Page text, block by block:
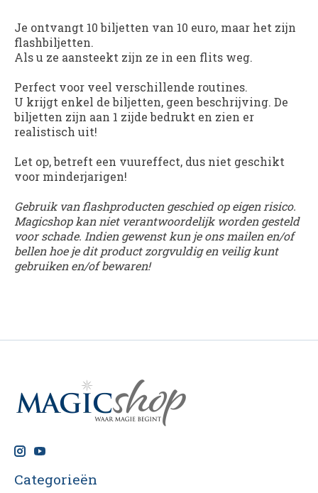
Je ontvangt 10 biljetten van 10 euro, maar het zijn
flashbiljetten.
Als u ze aansteekt zijn ze in een flits weg.
Perfect voor veel verschillende routines.
U krijgt enkel de biljetten, geen beschrijving. De
biljetten zijn aan 1 zijde bedrukt en zien er
realistisch uit!
Let op, betreft een vuureffect, dus niet geschikt
voor minderjarigen!
Gebruik van flashproducten geschied op eigen risico.
Magicshop kan niet verantwoordelijk worden gesteld
voor schade. Indien gewenst kun je ons mailen en/of
bellen hoe je dit product zorgvuldig en veilig kunt
gebruiken en/of bewaren!
Categorieën